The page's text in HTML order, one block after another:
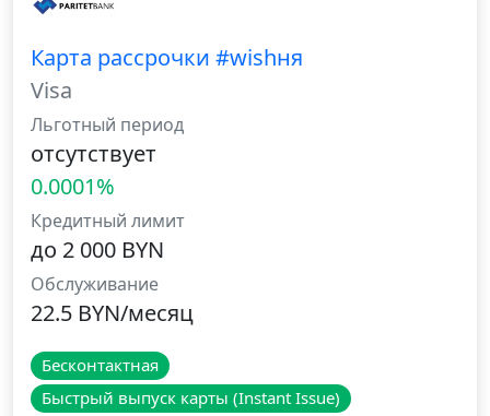
Карта рассрочки #wishня
Visa
Льготный период
отсутствует
0.0001%
Кредитный лимит
до 2 000 BYN
Обслуживание
22.5 BYN/месяц
Бесконтактная
Быстрый выпуск карты (Instant Issue)